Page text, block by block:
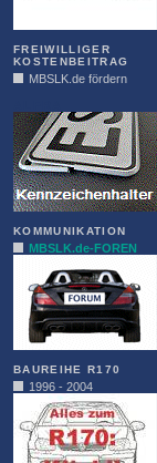
FREIWILLIGER
KOSTENBEITRAG
MBSLK.de fördern
KOMMUNIKATION
MBSLK.de-FOREN
BAUREIHE R170
1996 - 2004